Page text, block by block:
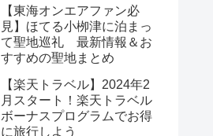
【東海オンエアファン必
見】ほてる小栁津に泊まっ
て聖地巡礼 最新情報＆お
すすめの聖地まとめ
【楽天トラベル】2024年2
月スタート！楽天トラベル
ボーナスプログラムでお得
に旅行しよう